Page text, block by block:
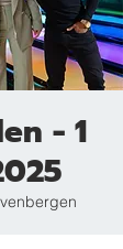
- 1